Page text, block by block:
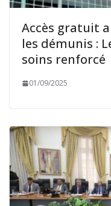
Accès gratuit
les démunis :
soins renforcé
01/09/2025